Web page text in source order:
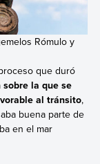
Rómulo y
que duró
la que se
al tránsito,
buena parte de
en el mar